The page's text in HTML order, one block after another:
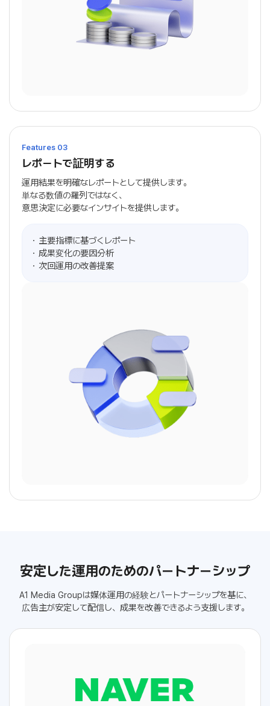
Features 03
レポートで証明する
運用結果を明確なレポートとして提供します。
単なる数値の羅列ではなく、
意思決定に必要なインサイトを提供します。
主要指標に基づくレポート
成果変化の要因分析
次回運用の改善提案
安定した運用のためのパートナーシップ
A1 Media Groupは媒体運用の経験とパートナーシップを基に、
広告主が安定して配信し、成果を改善できるよう支援します。